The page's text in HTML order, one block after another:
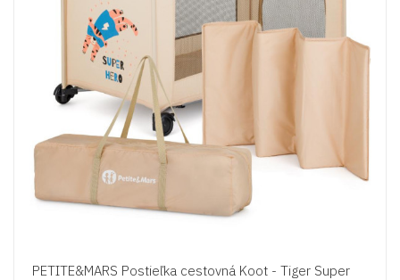
PETITE&MARS Postieľka cestovná Koot - Tiger Super